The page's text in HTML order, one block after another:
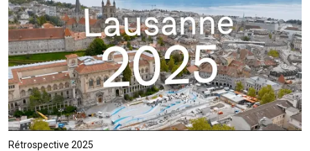
Rétrospective 2025